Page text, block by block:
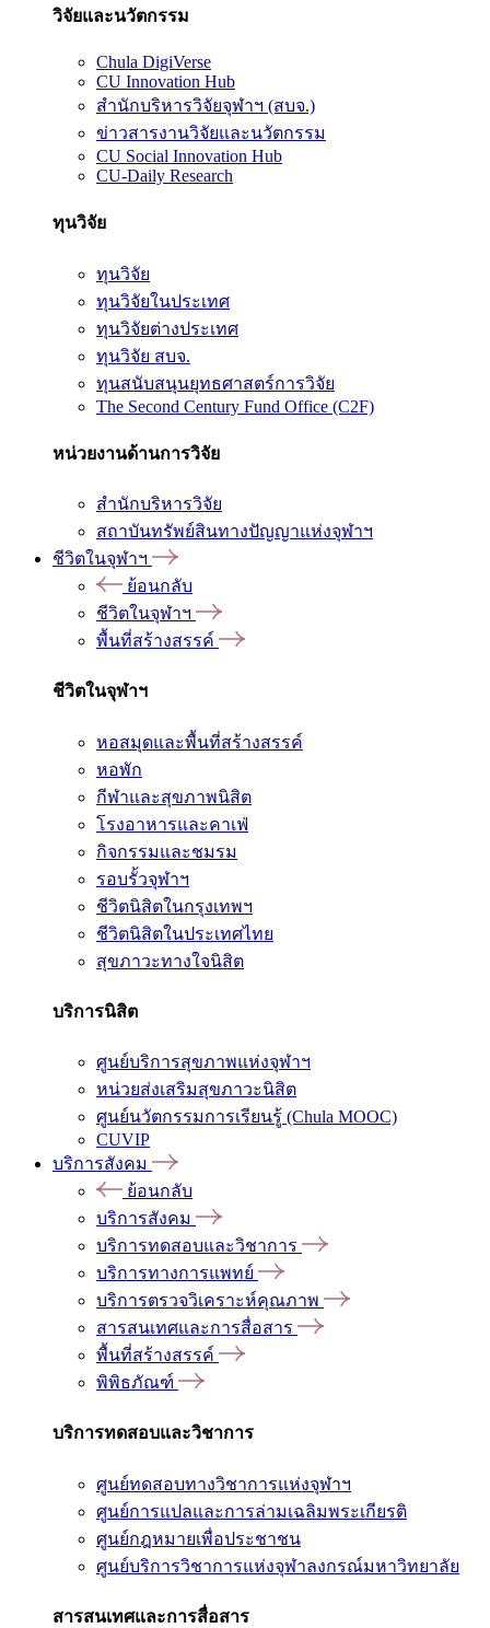
วิจัยและนวัตกรรม
Chula DigiVerse
CU Innovation Hub
สำนักบริหารวิจัยจุฬาฯ (สบจ.)
ข่าวสารงานวิจัยและนวัตกรรม
CU Social Innovation Hub
CU-Daily Research
ทุนวิจัย
ทุนวิจัย
ทุนวิจัยในประเทศ
ทุนวิจัยต่างประเทศ
ทุนวิจัย สบจ.
ทุนสนับสนุนยุทธศาสตร์การวิจัย
The Second Century Fund Office (C2F)
หน่วยงานด้านการวิจัย
สำนักบริหารวิจัย
สถาบันทรัพย์สินทางปัญญาแห่งจุฬาฯ
ชีวิตในจุฬาฯ
ย้อนกลับ
ชีวิตในจุฬาฯ
พื้นที่สร้างสรรค์
ชีวิตในจุฬาฯ
หอสมุดและพื้นที่สร้างสรรค์
หอพัก
กีฬาและสุขภาพนิสิต
โรงอาหารและคาเฟ่
กิจกรรมและชมรม
รอบรั้วจุฬาฯ
ชีวิตนิสิตในกรุงเทพฯ
ชีวิตนิสิตในประเทศไทย
สุขภาวะทางใจนิสิต
บริการนิสิต
ศูนย์บริการสุขภาพแห่งจุฬาฯ
หน่วยส่งเสริมสุขภาวะนิสิต
ศูนย์นวัตกรรมการเรียนรู้ (Chula MOOC)
CUVIP
บริการสังคม
ย้อนกลับ
บริการสังคม
บริการทดสอบและวิชาการ
บริการทางการแพทย์
บริการตรวจวิเคราะห์คุณภาพ
สารสนเทศและการสื่อสาร
พื้นที่สร้างสรรค์
พิพิธภัณฑ์
บริการทดสอบและวิชาการ
ศูนย์ทดสอบทางวิชาการแห่งจุฬาฯ
ศูนย์การแปลและการล่ามเฉลิมพระเกียรติ
ศูนย์กฎหมายเพื่อประชาชน
ศูนย์บริการวิชาการแห่งจุฬาลงกรณ์มหาวิทยาลัย
สารสนเทศและการสื่อสาร